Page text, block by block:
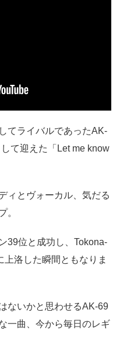
てライバルであったAK-
て迎えた「Let me know
ィとヴォーカル、気だる
。
39位と成功し、Tokona-
洛した瞬間ともなりま
ないかと思わせるAK-69
一曲、今から毎日のレギ